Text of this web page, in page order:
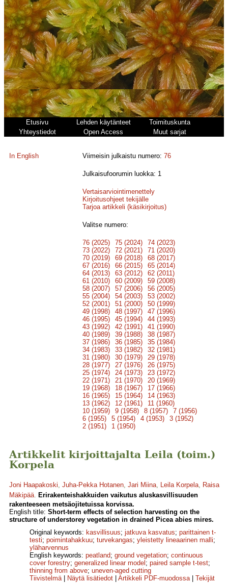
Etusivu Lehden käytänteet
Toimituskunta
Yhteystiedot
Open Access Muut sarjat
In English Viimeisin julkaistu numero:76
Julkaisufoorumin luokka: 1
Vertaisarviointimenettely
Kirjoitusohjeet tekijälle
Tarjoa artikkeli (käsikirjoitus)
Valitse numero:
76 (2025) 75 (2024)
74 (2023)
73 (2022)
72 (2021)
71 (2020)
70 (2019)
69 (2018)
68 (2017)
67 (2016)
66 (2015)
65 (2014)
64 (2013)
63 (2012)
62 (2011)
61 (2010)
60 (2009)
59 (2008)
58 (2007)
57 (2006)
56 (2005)
55 (2004)
54 (2003)
53 (2002)
52 (2001)
51 (2000)
50 (1999)
49 (1998)
48 (1997)
47 (1996)
46 (1995)
45 (1994)
44 (1993)
43 (1992)
42 (1991)
41 (1990)
40 (1989)
39 (1988)
38 (1987)
37 (1986)
36 (1985)
35 (1984)
34 (1983)
33 (1982)
32 (1981)
31 (1980)
30 (1979)
29 (1978)
28 (1977)
27 (1976)
26 (1975)
25 (1974)
24 (1973)
23 (1972)
22 (1971)
21 (1970)
20 (1969)
19 (1968)
18 (1967)
17 (1966)
16 (1965)
15 (1964)
14 (1963)
13 (1962)
12 (1961)
11 (1960)
10 (1959)
9 (1958) 8 (1957)
7 (1956)
6 (1955)
5 (1954) 4 (1953)
3 (1952)
2 (1951)
1 (1950)
Artikkelit kirjoittajalta Leila (toim.)
Korpela
Joni Haapakoski, Juha-Pekka Hotanen, Jari Miina, Leila Korpela, Raisa
Mäkipää. Erirakenteishakkuiden vaikutus aluskasvillisuuden
rakenteeseen metsäojitetuissa korvissa.
English title: Short-term effects of selection harvesting on the
structure of understorey vegetation in drained Picea abies mires.
Original keywords: kasvillisuus; jatkuva kasvatus; parittainen t-
testi; poimintahakkuu; turvekangas; yleistetty lineaarinen malli;
yläharvennus
English keywords: peatland; ground vegetation; continuous
cover forestry; generalized linear model ; paired sample t-test;
thinning from above; uneven-aged cutting
Tiivistelmä| Näytä lisätiedot Artikkeli PDF-muodossa| Tekijät